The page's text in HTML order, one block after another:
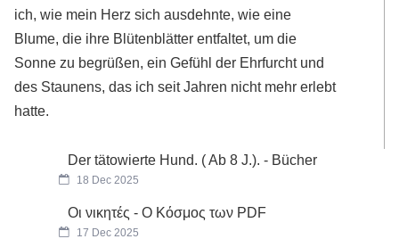
ich, wie mein Herz sich ausdehnte, wie eine
Blume, die ihre Blütenblätter entfaltet, um die
Sonne zu begrüßen, ein Gefühl der Ehrfurcht und
des Staunens, das ich seit Jahren nicht mehr erlebt
hatte.
Der tätowierte Hund. ( Ab 8 J.). - Bücher
18 Dec 2025
Οι νικητές - Ο Κόσμος των PDF
17 Dec 2025